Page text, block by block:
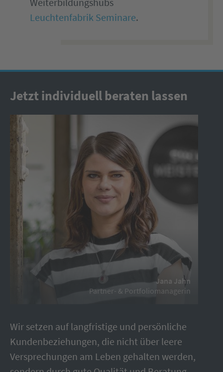
Leuchtenfabrik Seminare.
Jetzt individuell beraten lassen
Jana Jahn
Partner- & Portfoliomanagerin
Wir setzen auf langfristige und persönliche
Kundenbeziehungen, die nicht über leere
Versprechungen am Leben gehalten werden,